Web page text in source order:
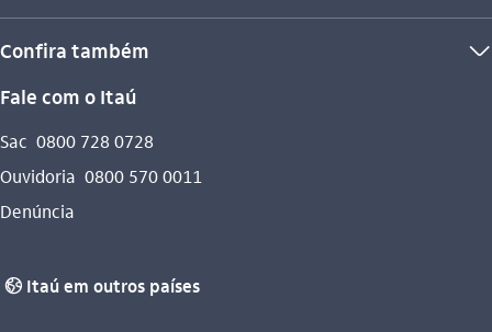
Confira também seta_baixo
Fale com o Itaú
Sac 0800 728 0728
Ouvidoria 0800 570 0011
Denúncia
globo_outline Itaú em outros países